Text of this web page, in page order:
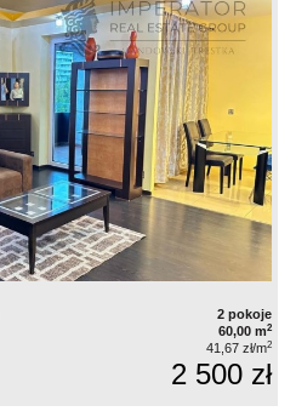
2 pokoje
60,00 m2
41,67 zł/m2
2 500 zł